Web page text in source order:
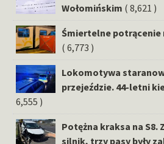
Wołomińskim ( 8,621 )
Śmiertelne potrącenie
( 6,773 )
Lokomotywa
przejeździe. 44-letni
6,555 )
Potężna kraksa na S8.
silnik, trzy pasy były